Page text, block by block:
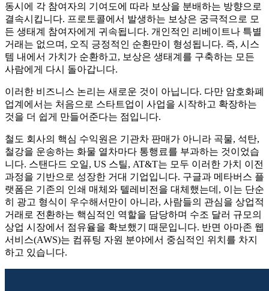
동시에 각 참여자의 기여도에 따라 보상을 분배하는 방향으로
결속시킵니다. 프로토콜에서 발생하는 보상은 궁극적으로 모
든 생태계 참여자에게 귀속됩니다. 개인적인 리베이트나 특별
거래는 없으며, 오직 긍정적인 순환만이 형성됩니다. 즉, 시스
템 내에서 가치가 순환하고, 보상은 생태계를 구축하는 모든
사람에게 다시 돌아갑니다.
이러한 비즈니스 논리는 새로운 것이 아닙니다. 다만 암호화폐
업계에서는 처음으로 스타트업이 사업을 시작하고 확장하는
것을 더 쉽게 만들어준다는 점입니다.
철도 회사의 핵심 수익원은 기관차 판매가 아니라 곡물, 석탄,
철강을 운송하는 화물 열차마다 통행료를 부과하는 것이었습
니다. 스탠다드 오일, US 스틸, AT&T는 모두 이러한 가치 이전
과정을 기반으로 성장한 거대 기업입니다. 구글과 메타버스 플
랫폼은 기존의 인쇄 매체와 텔레비전을 대체했는데, 이는 단순
히 광고 형식이 우수해서만이 아니라, 사람들의 관심을 상업적
거래로 전환하는 핵심적인 역할을 담당하며 수조 달러 규모의
상업 시장에서 점유율을 확보했기 때문입니다. 반면 아마존 웹
서비스(AWS)는 컴퓨팅 자원 분야에서 중심적인 위치를 차지
하고 있습니다.